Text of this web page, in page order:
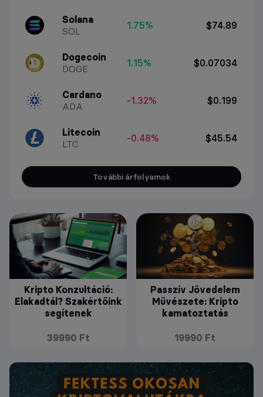
Solana
SOL
1.75% $74.89
Dogecoin
DOGE
1.15% $0.07034
Cardano
ADA
-1.32% $0.199
Litecoin
LTC
-0.48% $45.54
További árfolyamok
Kripto Konzultáció:
Elakadtál? Szakértőink
segítenek
39990 Ft
Passzív Jövedelem
Művészete: Kripto
kamatoztatás
19990 Ft